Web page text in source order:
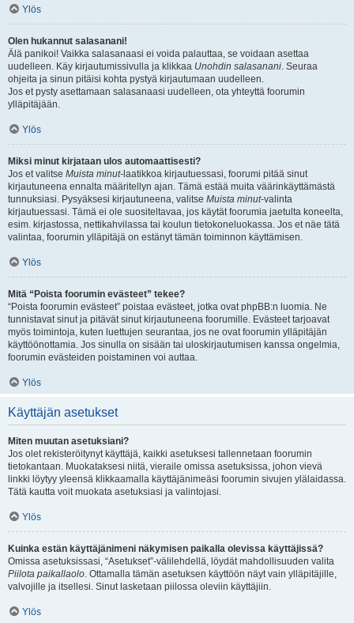
Ylös
Olen hukannut salasanani!
Älä panikoi! Vaikka salasanaasi ei voida palauttaa, se voidaan asettaa
uudelleen. Käy kirjautumissivulla ja klikkaa Unohdin salasanani. Seuraa
ohjeita ja sinun pitäisi kohta pystyä kirjautumaan uudelleen.
Jos et pysty asettamaan salasanaasi uudelleen, ota yhteyttä foorumin
ylläpitäjään.
Ylös
Miksi minut kirjataan ulos automaattisesti?
Jos et valitse Muista minut-laatikkoa kirjautuessasi, foorumi pitää sinut
kirjautuneena ennalta määritellyn ajan. Tämä estää muita väärinkäyttämästä
tunnuksiasi. Pysyäksesi kirjautuneena, valitse Muista minut-valinta
kirjautuessasi. Tämä ei ole suositeltavaa, jos käytät foorumia jaetulta koneelta,
esim. kirjastossa, nettikahvilassa tai koulun tietokoneluokassa. Jos et näe tätä
valintaa, foorumin ylläpitäjä on estänyt tämän toiminnon käyttämisen.
Ylös
Mitä “Poista foorumin evästeet” tekee?
“Poista foorumin evästeet” poistaa evästeet, jotka ovat phpBB:n luomia. Ne
tunnistavat sinut ja pitävät sinut kirjautuneena foorumille. Evästeet tarjoavat
myös toimintoja, kuten luettujen seurantaa, jos ne ovat foorumin ylläpitäjän
käyttöönottamia. Jos sinulla on sisään tai uloskirjautumisen kanssa ongelmia,
foorumin evästeiden poistaminen voi auttaa.
Ylös
Käyttäjän asetukset
Miten muutan asetuksiani?
Jos olet rekisteröitynyt käyttäjä, kaikki asetuksesi tallennetaan foorumin
tietokantaan. Muokataksesi niitä, vieraile omissa asetuksissa, johon vievä
linkki löytyy yleensä klikkaamalla käyttäjänimeäsi foorumin sivujen ylälaidassa.
Tätä kautta voit muokata asetuksiasi ja valintojasi.
Ylös
Kuinka estän käyttäjänimeni näkymisen paikalla olevissa käyttäjissä?
Omissa asetuksissasi, “Asetukset”-välilehdellä, löydät mahdollisuuden valita
Piilota paikallaolo. Ottamalla tämän asetuksen käyttöön näyt vain ylläpitäjille,
valvojille ja itsellesi. Sinut lasketaan piilossa oleviin käyttäjiin.
Ylös